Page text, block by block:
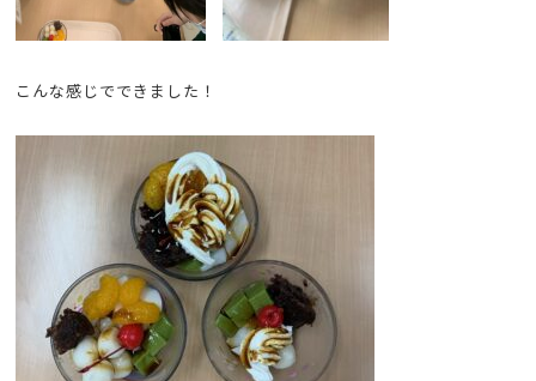
こんな感じでできました！